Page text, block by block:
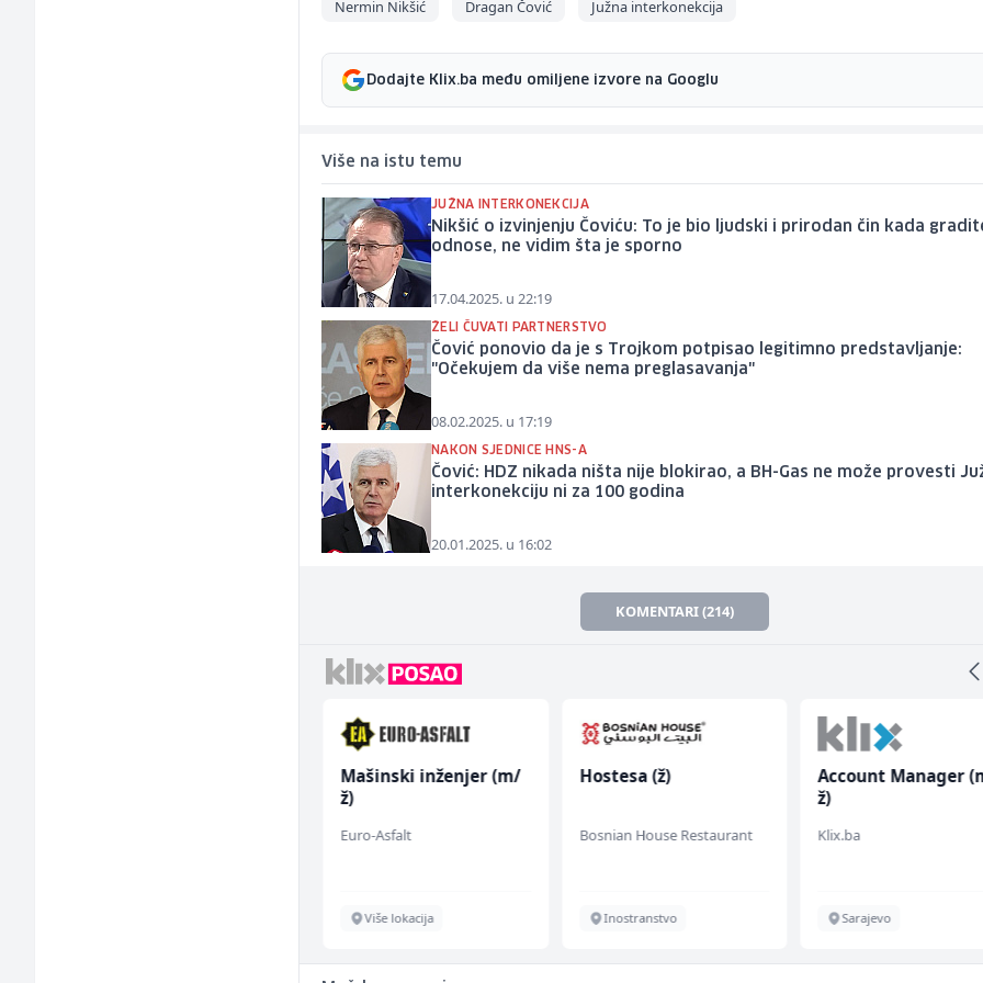
Nermin Nikšić Dragan Čović Južna interkonekcija
Dodajte Klix.ba među omiljene izvore na Googlu
Više na istu temu
JUŽNA INTERKONEKCIJA
Nikšić o izvinjenju Čoviću: To je bio ljudski i prirodan čin kada
odnose, ne vidim šta je sporno
17.04.2025. u 22:19
ŽELI ČUVATI PARTNERSTVO
Čović ponovio da je s Trojkom potpisao legitimno predstavljanje:
"Očekujem da više nema preglasavanja"
08.02.2025. u 17:19
NAKON SJEDNICE HNS-A
Čović: HDZ nikada ništa nije blokirao, a BH-Gas ne može provesti
interkonekciju ni za 100 godina
20.01.2025. u 16:02
KOMENTARI (214)
Mašinski inženjer (m/
ž)
Euro-Asfalt
Više lokacija
Hostesa (ž)
Bosnian House Restaurant
Inostranstvo
Account Manager
ž)
Klix.ba
Sarajevo